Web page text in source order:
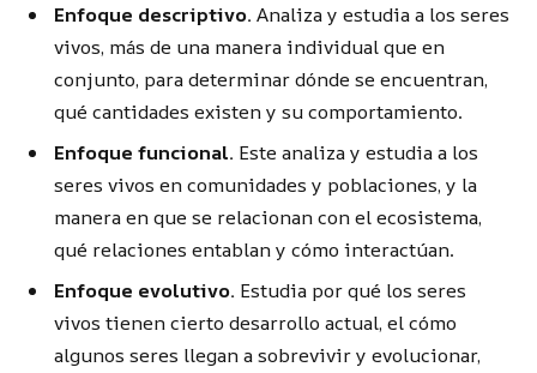
Enfoque descriptivo. Analiza y estudia a los seres
vivos, más de una manera individual que en
conjunto, para determinar dónde se encuentran,
qué cantidades existen y su comportamiento.
Enfoque funcional. Este analiza y estudia a los
seres vivos en comunidades y poblaciones, y la
manera en que se relacionan con el ecosistema,
qué relaciones entablan y cómo interactúan.
Enfoque evolutivo. Estudia por qué los seres
vivos tienen cierto desarrollo actual, el cómo
algunos seres llegan a sobrevivir y evolucionar,